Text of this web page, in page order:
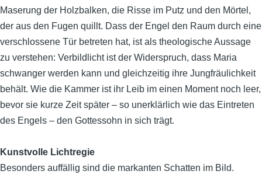
Maserung der Holzbalken, die Risse im Putz und den Mörtel,
der aus den Fugen quillt. Dass der Engel den Raum durch eine
verschlossene Tür betreten hat, ist als theologische Aussage
zu verstehen: Verbildlicht ist der Widerspruch, dass Maria
schwanger werden kann und gleichzeitig ihre Jungfräulichkeit
behält. Wie die Kammer ist ihr Leib im einen Moment noch leer,
bevor sie kurze Zeit später – so unerklärlich wie das Eintreten
des Engels – den Gottessohn in sich trägt.
Kunstvolle Lichtregie
Besonders auffällig sind die markanten Schatten im Bild.